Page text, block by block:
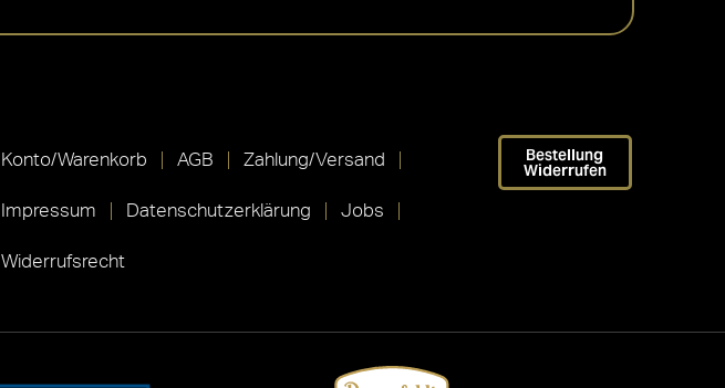
Konto/Warenkorb AGB Zahlung/Versand
Impressum Datenschutzerklärung Jobs
Widerrufsrecht
Bestellung
Widerrufen